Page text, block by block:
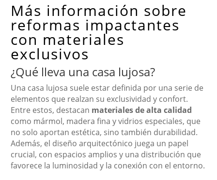
Más información sobre
reformas impactantes
con materiales
exclusivos
¿Qué lleva una casa lujosa?
Una casa lujosa suele estar definida por una serie de
elementos que realzan su exclusividad y confort.
Entre estos, destacan materiales de alta calidad
como mármol, madera fina y vidrios especiales, que
no solo aportan estética, sino también durabilidad.
Además, el diseño arquitectónico juega un papel
crucial, con espacios amplios y una distribución que
favorece la luminosidad y la conexión con el entorno.